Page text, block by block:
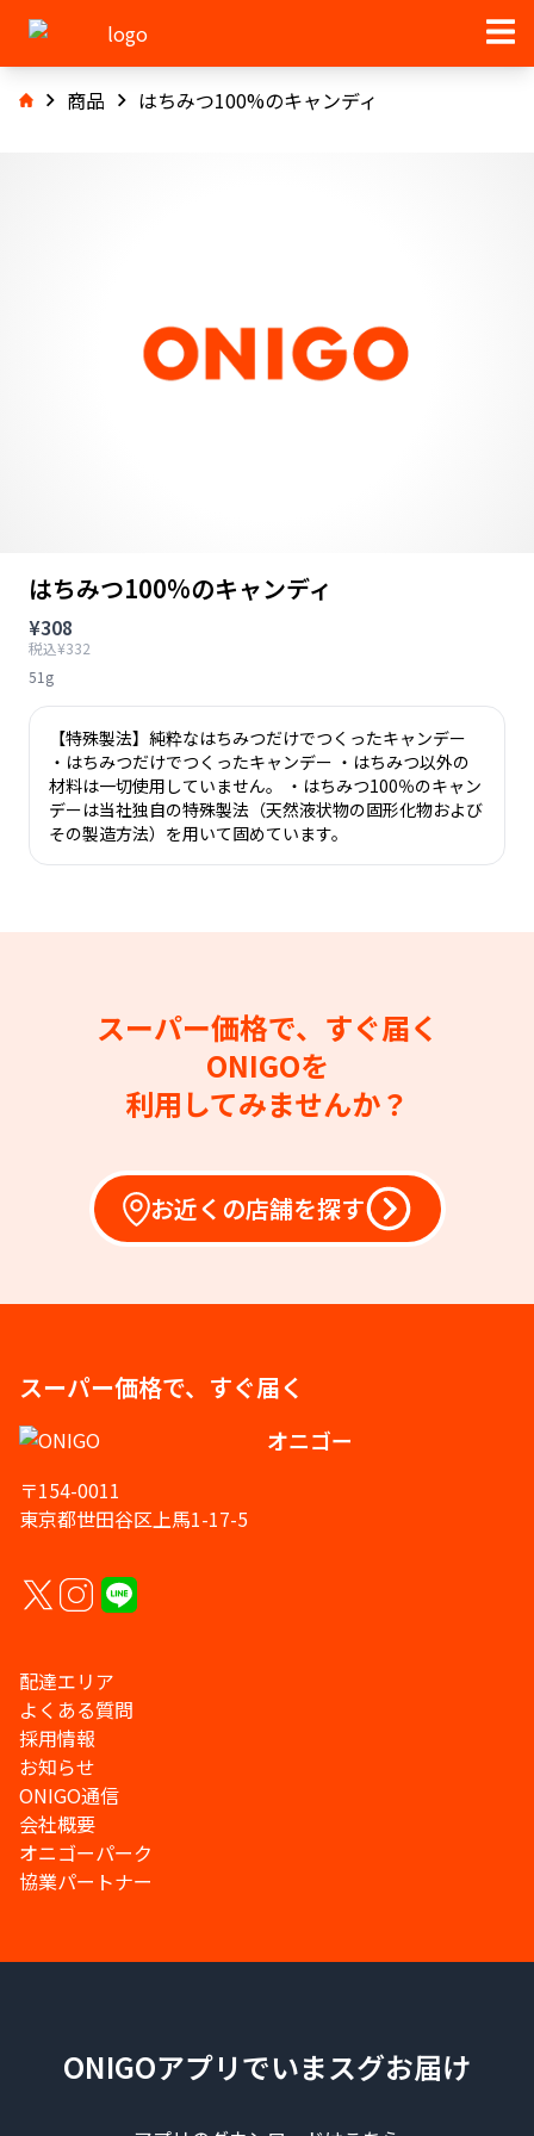
商品 はちみつ100%のキャンディ
はちみつ100%のキャンディ
¥308
税込¥332
51g
【特殊製法】純粋なはちみつだけでつくったキャンデー
・はちみつだけでつくったキャンデー ・はちみつ以外の
材料は一切使用していません。 ・はちみつ100％のキャン
デーは当社独自の特殊製法（天然液状物の固形化物および
その製造方法）を用いて固めています。
スーパー価格で、すぐ届く
ONIGOを
利用してみませんか？
お近くの店舗を探す
スーパー価格で、すぐ届く
オニゴー
〒154-0011
東京都世田谷区上馬1-17-5
配達エリア
よくある質問
採用情報
お知らせ
ONIGO通信
会社概要
オニゴーパーク
協業パートナー
ONIGOアプリでいまスグお届け